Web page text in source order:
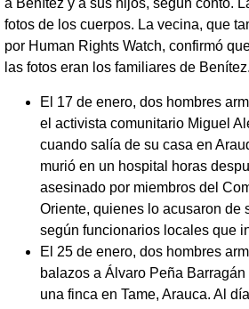
a Benítez y a sus hijos, según contó.
fotos de los cuerpos. La vecina, que
por Human Rights Watch, confirmó
las fotos eran los familiares de Benítez.
El 17 de enero, dos hombres
el activista comunitario Miguel
cuando salía de su casa en
murió en un hospital horas
asesinado por miembros del
Oriente, quienes lo acusaron de
según funcionarios locales que
El 25 de enero, dos hombres
balazos a Álvaro Peña
una finca en Tame, Arauca. Al